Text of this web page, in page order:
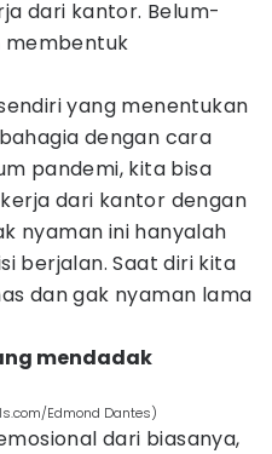
dari kantor. Belum-
membentuk
yang menentukan
dengan cara
pandemi, kita bisa
dari kantor dengan
nyaman ini hanyalah
berjalan. Saat diri kita
dan gak nyaman lama
mendadak
Edmond Dantes)
dari biasanya,